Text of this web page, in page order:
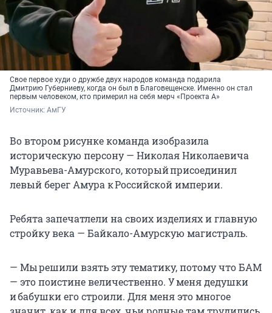
Свое первое худи о дружбе двух народов команда подарила
Дмитрию Губерниеву, когда он был в Благовещенске. Именно он стал
первым человеком, кто примерил на себя мерч «Проекта А»
Источник: АмГУ
Во втором рисунке команда изобразила
историческую персону — Николая Николаевича
Муравьева-Амурского, который присоединил
левый берег Амура к Российской империи.
Ребята запечатлели на своих изделиях и главную
стройку века — Байкало-Амурскую магистраль.
— Мы решили взять эту тематику, потому что БАМ
— это поистине величественно. У меня дедушки
и бабушки его строили. Для меня это многое